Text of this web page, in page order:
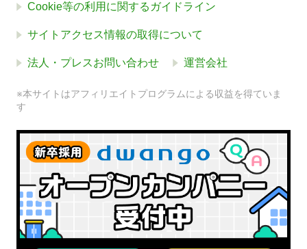
Cookie等の利用に関するガイドライン
サイトアクセス情報の取得について
法人・プレスお問い合わせ 運営会社
※本サイトはアフィリエイトプログラムによる収益を得ていま
す